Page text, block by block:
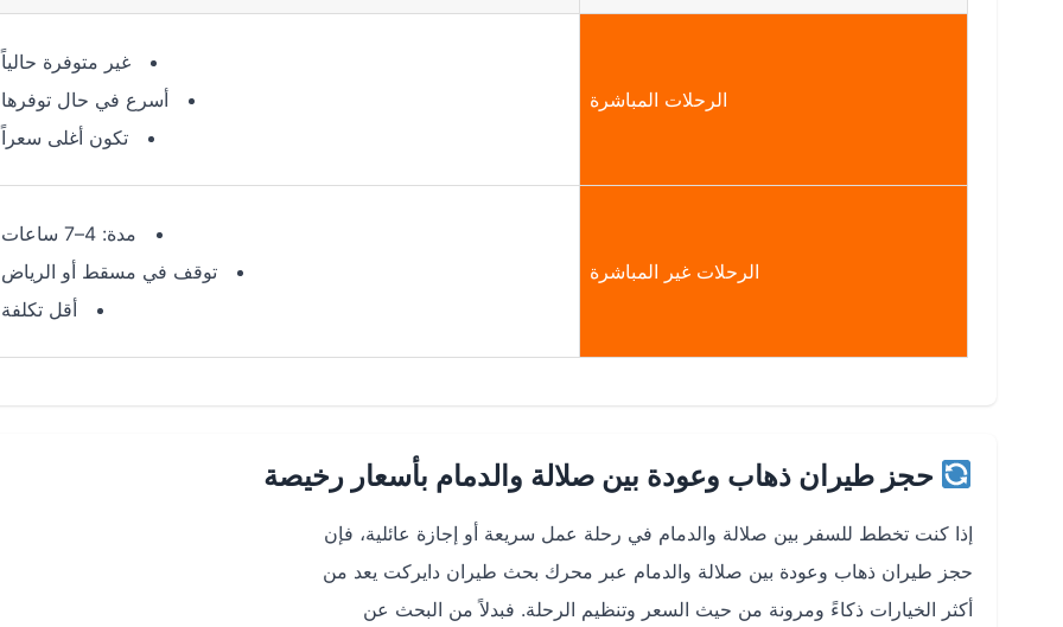
الرحلات المباشرة
غير متوفرة حالياً
أسرع في حال توفرها
تكون أغلى سعراً
الرحلات غير المباشرة
مدة: 4–7 ساعات
توقف في مسقط أو الرياض
أقل تكلفة
حجز طيران ذهاب وعودة بين صلالة والدمام بأسعار رخيصة
إذا كنت تخطط للسفر بين صلالة والدمام في رحلة عمل سريعة أو إجازة عائلية، فإن
حجز طيران ذهاب وعودة بين صلالة والدمام عبر محرك بحث طيران دايركت يعد من
أكثر الخيارات ذكاءً ومرونة من حيث السعر وتنظيم الرحلة. فبدلاً من البحث عن